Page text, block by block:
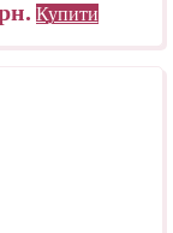
Купити